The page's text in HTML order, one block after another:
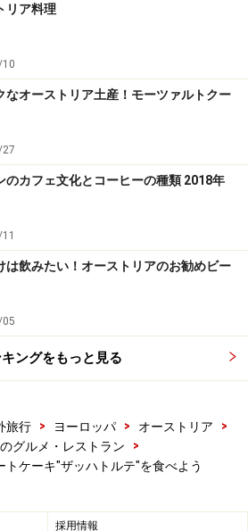
リア料理
なオーストリア土産！モーツァルトクー
のカフェ文化とコーヒーの種類 2018年
は飲みたい！オーストリアのお勧めビー
ングをもっと見る
旅行 > ヨーロッパ > オーストリア
>
グルメ・レストラン
>
トケーキ"ザッハトルテ"を食べよう
採用情報